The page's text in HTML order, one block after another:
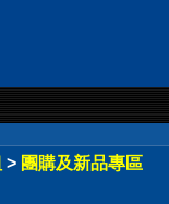
> 團購及新品專區